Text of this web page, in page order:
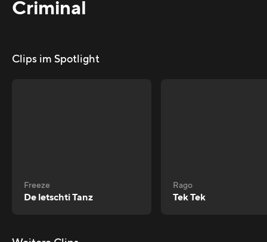
Criminal
Clips im Spotlight
Freeze
De letschti Tanz
Rago
Tek Tek